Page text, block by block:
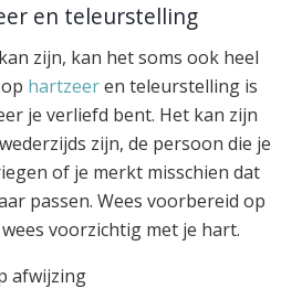
en teleurstelling
zijn, kan het soms ook heel
hartzeeren teleurstelling is
je verliefd bent. Het kan zijn
zijn, de persoon die je
of je merkt misschien dat
passen. Wees voorbereid op
voorzichtig met je hart.
afwijzing